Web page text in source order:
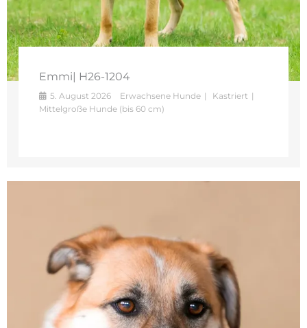
Emmi| H26-1204
5. August 2026 Erwachsene Hunde
Kastriert
Mittelgroße Hunde (bis 60 cm)